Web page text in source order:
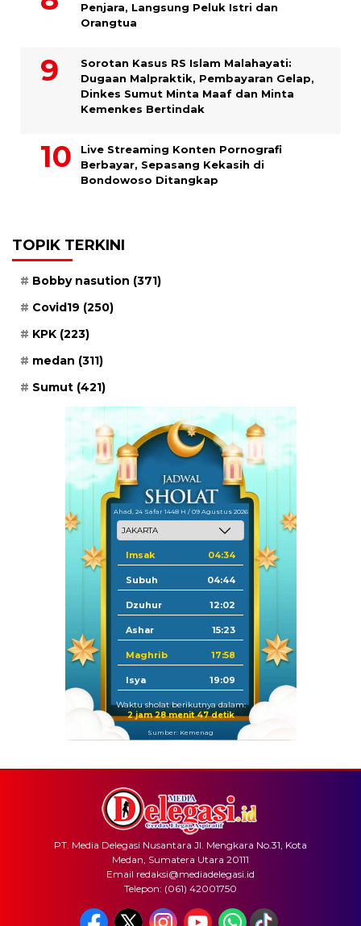
Penjara, Langsung Peluk Istri dan
Orangtua
Sorotan Kasus RS Islam Malahayati:
Dugaan Malpraktik, Pembayaran Gelap,
Dinkes Sumut Minta Maaf dan Minta
Kemenkes Bertindak
Live Streaming Konten Pornografi
Berbayar, Sepasang Kekasih di
Bondowoso Ditangkap
TOPIK TERKINI
Bobby nasution (371)
Covid19 (250)
KPK (223)
medan (311)
Sumut (421)
Ahad, 24 Safar 1448 H / 09 Agustus 2026
Imsak 04:34
Subuh 04:44
Dzuhur 12:02
Ashar 15:23
Maghrib 17:58
Isya 19:09
Waktu sholat berikutnya dalam:
2 jam 28 menit 47 detik
Sumber: Kemenag
PT. Media Delegasi Nusantara Jl. Mengkara No.31, Kota
Medan, Sumatera Utara 20111
Email redaksi@mediadelegasi.id
Telepon: (061) 42001750